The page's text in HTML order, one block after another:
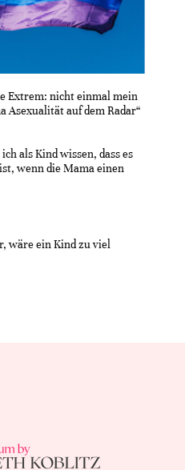
Extrem: nicht einmal mein
Asexualität auf dem Radar“
als Kind wissen, dass es
wenn die Mama einen
wäre ein Kind zu viel